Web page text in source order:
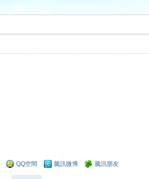
QQ空間 騰訊微博 騰訊朋友